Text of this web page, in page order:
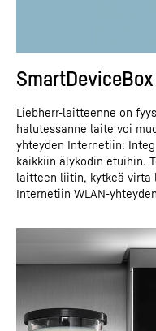
Liebherr-laitteenne on
halutessanne laite voi
yhteyden Internetiin:
kaikkiin älykodin etuihin.
laitteen liitin, kytkeä virta
Internetiin WLAN-